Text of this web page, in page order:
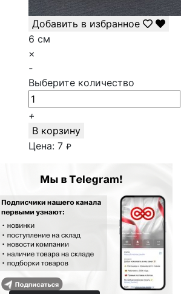
Добавить в избранное
6 см
×
-
Выберите количество
+
В корзину
Цена: 7 ₽